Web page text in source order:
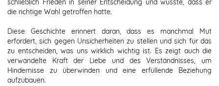
schließlich Frieden in seiner Entscheidung und wusste, dass er
die richtige Wahl getroffen hatte.
Diese Geschichte erinnert daran, dass es manchmal Mut
erfordert, sich gegen Unsicherheiten zu stellen und sich für das
zu entscheiden, was uns wirklich wichtig ist. Es zeigt auch die
verwandelte Kraft der Liebe und des Verständnisses, um
Hindernisse zu überwinden und eine erfüllende Beziehung
aufzubauen.